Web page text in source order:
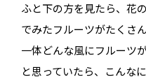
ふと下の方を見たら、花
でみたフルーツがたくさ
一体どんな風にフルーツ
と思っていたら、こんな